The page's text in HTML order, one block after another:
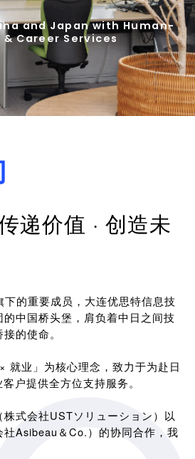
and Japan with Human-
& Career Services
递价值 · 创造未
的重要成员，大连优思特信息技
中国桥头堡，肩负着中日之间技
的使命。
就业」为核心理念，致力于为赴日
户提供全方位支持服务。
式会社USTソリューション）以
Asibeau＆Co.）的协同合作，我